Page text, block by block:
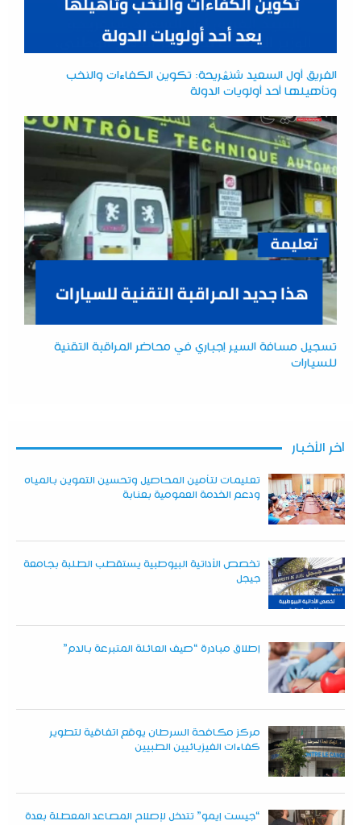
الفريق أول السعيد شنڨريحة: تكوين الكفاءات والنخب
وتأهيلها أحد أولويات الدولة
تسجيل مسافة السير إجباري في محاضر المراقبة التقنية
للسيارات
آخر الأخبار
تعليمات لتأمين المحاصيل وتحسين التموين بالمياه
ودعم الخدمة العمومية بعنابة
تخصص الأداتية البيوطبية يستقطب الطلبة بجامعة
جيجل
إطلاق مبادرة “صيف العائلة المتبرعة بالدم”
مركز مكافحة السرطان يوقع اتفاقية لتطوير
كفاءات الفيزيائيين الطبيين
“جيست إيمو” تتدخل لإصلاح المصاعد المعطلة بعدة